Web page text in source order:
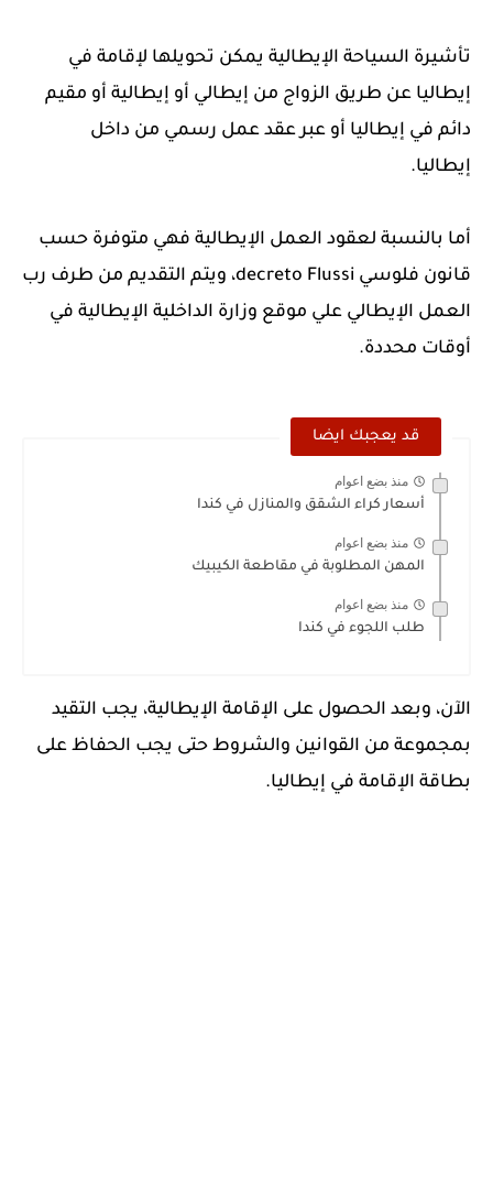
تأشيرة السياحة الإيطالية يمكن تحويلها لإقامة في
إيطاليا عن طريق الزواج من إيطالي أو إيطالية أو مقيم
دائم في إيطاليا أو عبر عقد عمل رسمي من داخل
إيطاليا.
أما بالنسبة لعقود العمل الإيطالية فهي متوفرة حسب
قانون فلوسي decreto Flussi، ويتم التقديم من طرف رب
العمل الإيطالي علي موقع وزارة الداخلية الإيطالية في
أوقات محددة.
قد يعجبك ايضا
منذ بضع اعوام
أسعار كراء الشقق والمنازل في كندا
منذ بضع اعوام
المهن المطلوبة في مقاطعة الكيبيك
منذ بضع اعوام
طلب اللجوء في كندا
الآن، وبعد الحصول على الإقامة الإيطالية، يجب التقيد
بمجموعة من القوانين والشروط حتى يجب الحفاظ على
بطاقة الإقامة في إيطاليا.